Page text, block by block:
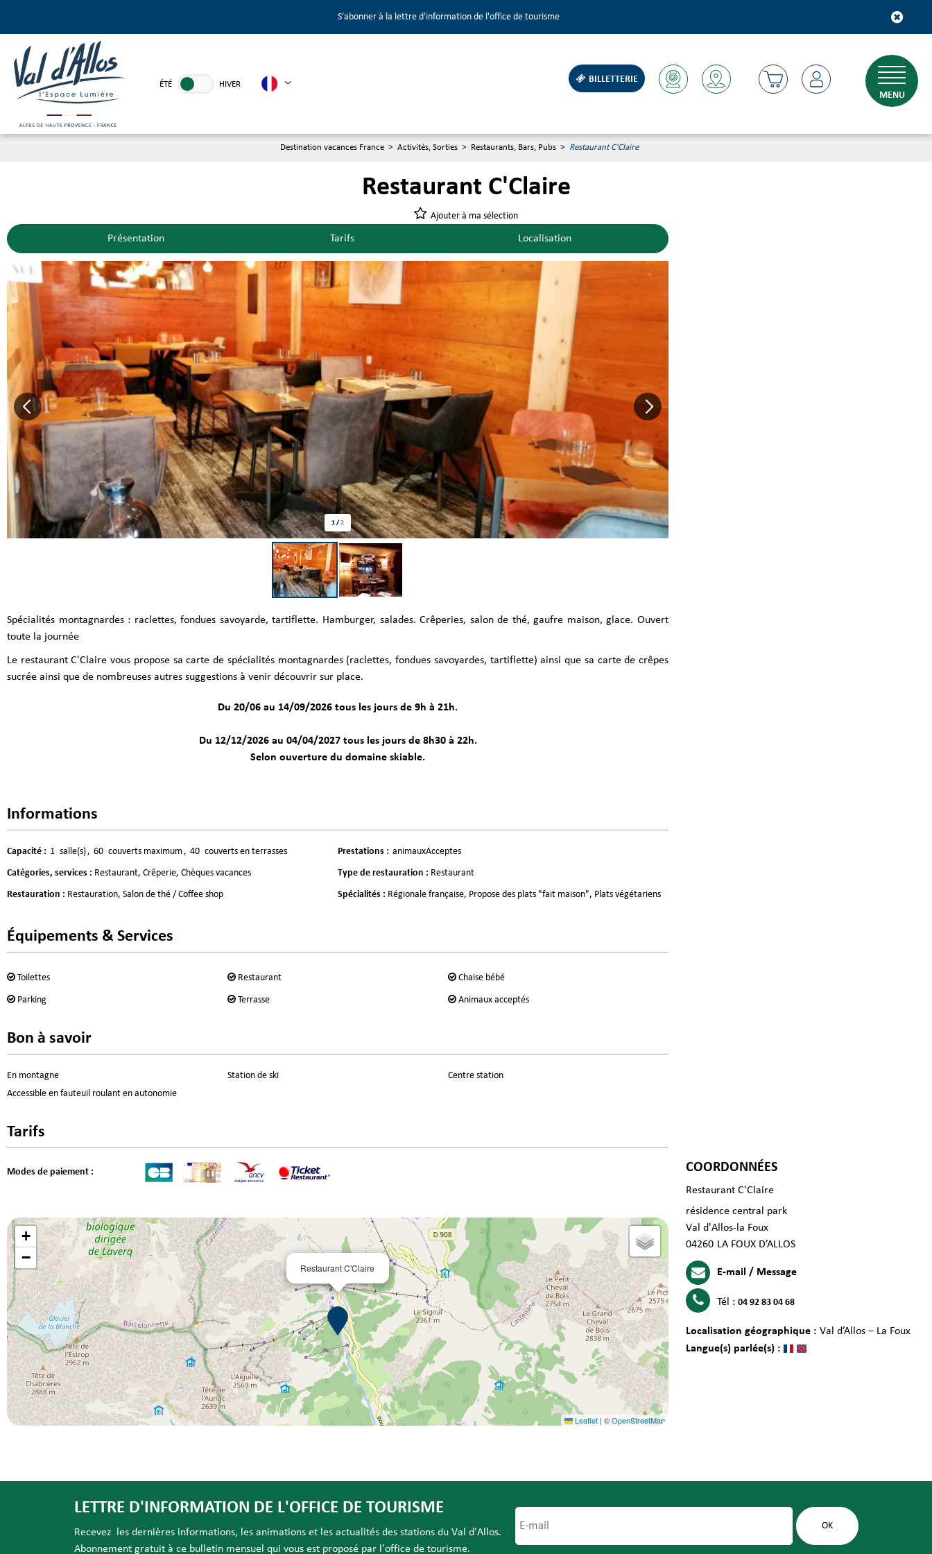
S'abonner à la lettre d'information de l'office de tourisme
ÉTÉ HIVER
BILLETTERIE
MENU
Destination vacances France > Activités, Sorties > Restaurants, Bars, Pubs > Restaurant C'Claire
Restaurant C'Claire
Ajouter à ma sélection
Présentation Tarifs Localisation
1/2
COORDONNÉES
Restaurant C'Claire
résidence central park
Val d'Allos-la Foux
04260 LA FOUX D’ALLOS
E-mail / Message
Tél : 04 92 83 04 68
Localisation géographique : Val d’Allos – La Foux
Langue(s) parlée(s) :
Spécialités montagnardes : raclettes, fondues savoyarde, tartiflette. Hamburger, salades. Crêperies, salon de thé, gaufre maison, glace. Ouvert
toute la journée
Le restaurant C'Claire vous propose sa carte de spécialités montagnardes (raclettes, fondues savoyardes, tartiflette) ainsi que sa carte de crêpes
sucrée ainsi que de nombreuses autres suggestions à venir découvrir sur place.
Du 20/06 au 14/09/2026 tous les jours de 9h à 21h.
Du 12/12/2026 au 04/04/2027 tous les jours de 8h30 à 22h.
Selon ouverture du domaine skiable.
Informations
Capacité : 1 salle(s) 60 couverts maximum 40 couverts en terrasses Prestations : animauxAcceptes
Catégories, services : Restaurant Crêperie Chèques vacances Type de restauration : Restaurant
Restauration : Restauration Salon de thé / Coffee shop Spécialités : Régionale française Propose des plats "fait maison" Plats végétariens
Équipements & Services
Toilettes Restaurant Chaise bébé
Parking Terrasse Animaux acceptés
Bon à savoir
En montagne Station de ski
Centre station
Accessible en fauteuil roulant en autonomie
Tarifs
Modes de paiement :
Restaurant C'Claire
+
−
Leaflet | ©OpenStreetMap
LETTRE D'INFORMATION DE L'OFFICE DE TOURISME
Recevez les dernières informations, les animations et les actualités des stations du Val d'Allos.
Abonnement gratuit à ce bulletin mensuel qui vous est proposé par l'office de tourisme.